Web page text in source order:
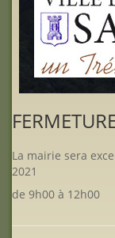
La mairie sera
2021
de 9h00 à 12h00